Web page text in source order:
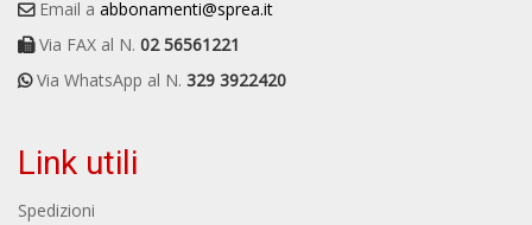
Email a abbonamenti@sprea.it
Via FAX al N. 02 56561221
Via WhatsApp al N. 329 3922420
Link utili
Spedizioni